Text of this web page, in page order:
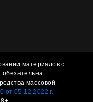
материалов с
обезательна.
массовой
05.12.2022 г.